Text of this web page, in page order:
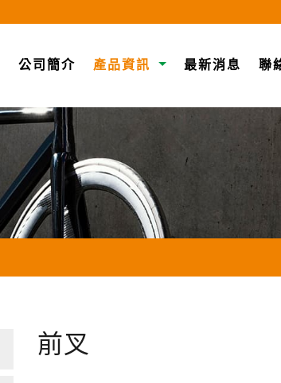
(current)
公司簡介 產品資訊 最新消息 聯
前叉